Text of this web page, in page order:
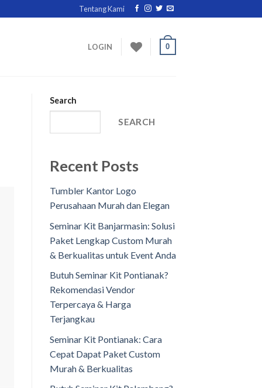
Tentang Kami
LOGIN 0
Search
SEARCH
Recent Posts
Tumbler Kantor Logo
Perusahaan Murah dan Elegan
Seminar Kit Banjarmasin: Solusi
Paket Lengkap Custom Murah
& Berkualitas untuk Event Anda
Butuh Seminar Kit Pontianak?
Rekomendasi Vendor
Terpercaya & Harga
Terjangkau
Seminar Kit Pontianak: Cara
Cepat Dapat Paket Custom
Murah & Berkualitas